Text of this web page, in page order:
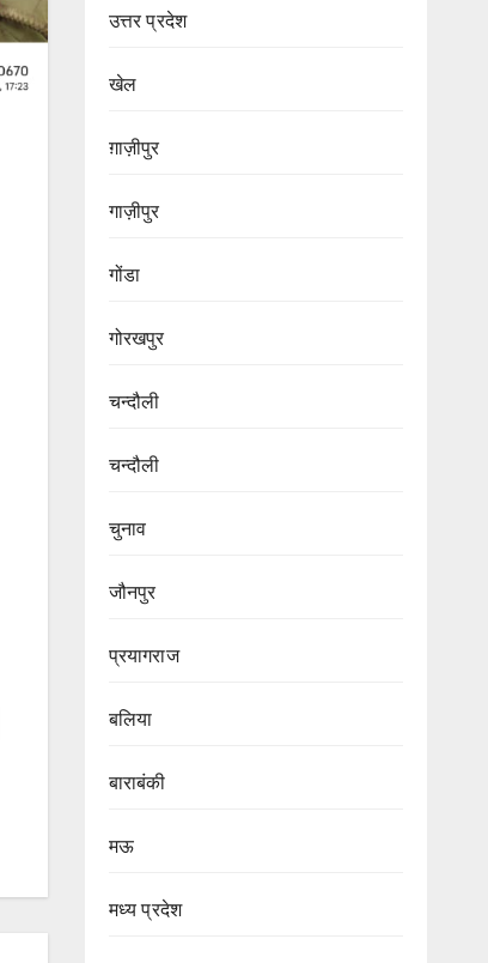
उत्तर प्रदेश
खेल
ग़ाज़ीपुर
गाज़ीपुर
गोंडा
गोरखपुर
चन्दौली
चन्दौली
चुनाव
जौनपुर
प्रयागराज
बलिया
बाराबंकी
मऊ
मध्य प्रदेश